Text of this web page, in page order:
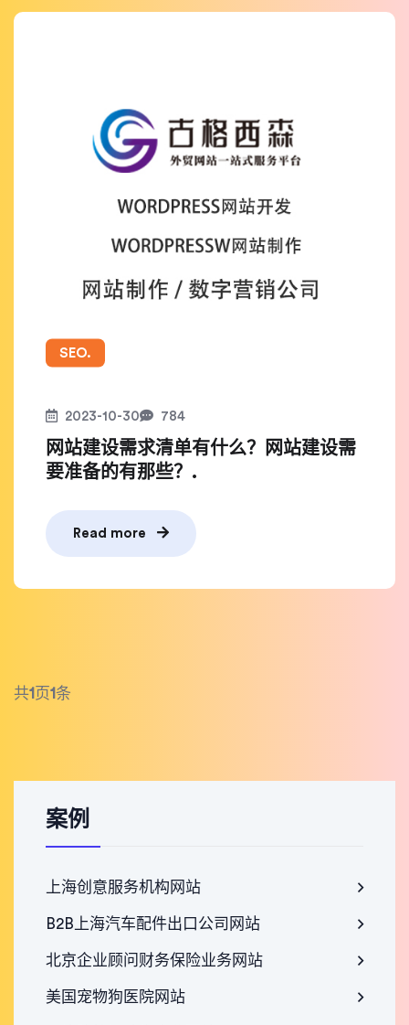
SEO.
2023-10-30 784
网站建设需求清单有什么？网站建设需
要准备的有那些？.
Read more
共1 页1条
案例
上海创意服务机构网站
B2B上海汽车配件出口公司网站
北京企业顾问财务保险业务网站
美国宠物狗医院网站